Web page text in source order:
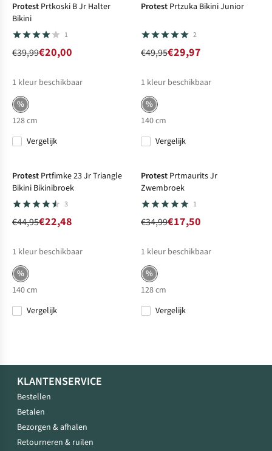
Protest Prtkoski B Jr Halter
Bikini
1
€39,99€20,00
1 kleur beschikbaar
%
128 cm
Vergelijk
Protest Prtzuka Bikini Junior
2
€49,95€29,97
1 kleur beschikbaar
%
140 cm
Vergelijk
Protest Prtfimke 23 Jr Triangle
Bikini Bikinibroek
3
€44,95€22,48
1 kleur beschikbaar
%
140 cm
Vergelijk
Protest Prtmaurits Jr
Zwembroek
1
€34,99€17,50
1 kleur beschikbaar
%
128 cm
Vergelijk
KLANTENSERVICE
Bestellen
Betalen
Bezorgen & afhalen
Retourneren & ruilen